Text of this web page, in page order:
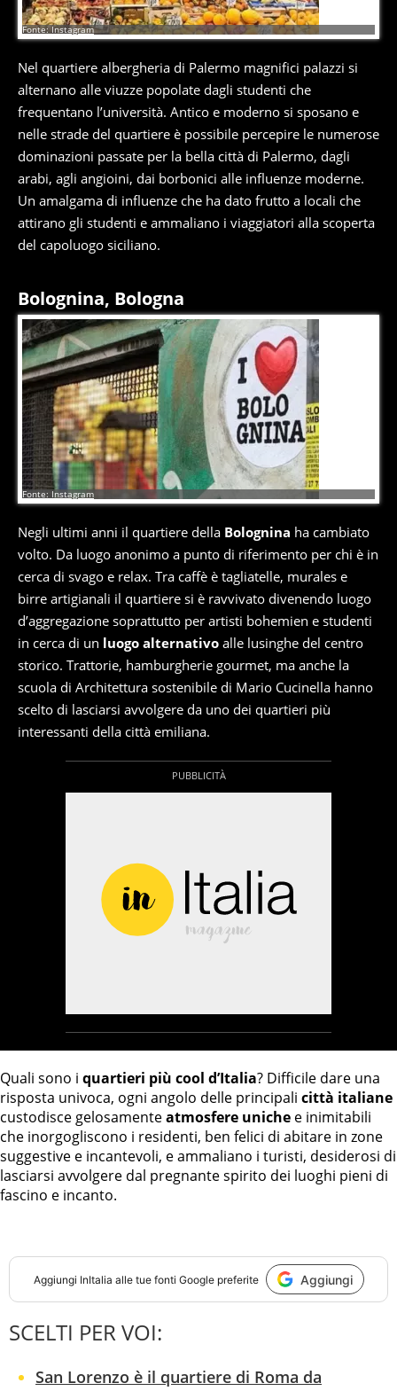
Fonte: Instagram
Nel quartiere albergheria di Palermo magnifici palazzi si
alternano alle viuzze popolate dagli studenti che
frequentano l’università. Antico e moderno si sposano e
nelle strade del quartiere è possibile percepire le numerose
dominazioni passate per la bella città di Palermo, dagli
arabi, agli angioini, dai borbonici alle influenze moderne.
Un amalgama di influenze che ha dato frutto a locali che
attirano gli studenti e ammaliano i viaggiatori alla scoperta
del capoluogo siciliano.
Bolognina, Bologna
Fonte: Instagram
Negli ultimi anni il quartiere della Bolognina ha cambiato
volto. Da luogo anonimo a punto di riferimento per chi è in
cerca di svago e relax. Tra caffè è tagliatelle, murales e
birre artigianali il quartiere si è ravvivato divenendo luogo
d’aggregazione soprattutto per artisti bohemien e studenti
in cerca di un luogo alternativo alle lusinghe del centro
storico. Trattorie, hamburgherie gourmet, ma anche la
scuola di Architettura sostenibile di Mario Cucinella hanno
scelto di lasciarsi avvolgere da uno dei quartieri più
interessanti della città emiliana.
Quali sono i quartieri più cool d’Italia? Difficile dare una
risposta univoca, ogni angolo delle principali città italiane
custodisce gelosamenteatmosfere uniche e inimitabili
che inorgogliscono i residenti, ben felici di abitare in zone
suggestive e incantevoli, e ammaliano i turisti, desiderosi di
lasciarsi avvolgere dal pregnante spirito dei luoghi pieni di
fascino e incanto.
Aggiungi InItalia alle tue fonti Google preferite Aggiungi
SCELTI PER VOI:
San Lorenzo è il quartiere di Roma da